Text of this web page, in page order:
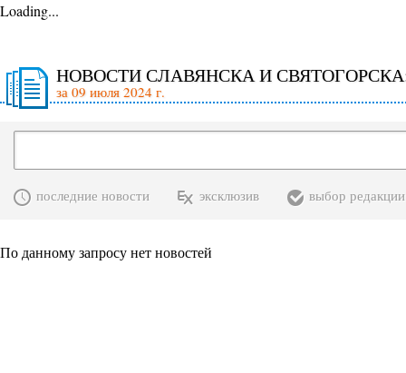
Loading...
НОВОСТИ СЛАВЯНСКА И
за 09 июля 2024 г.
последние новости эксклюзив выбор редакции
По данному запросу нет новостей